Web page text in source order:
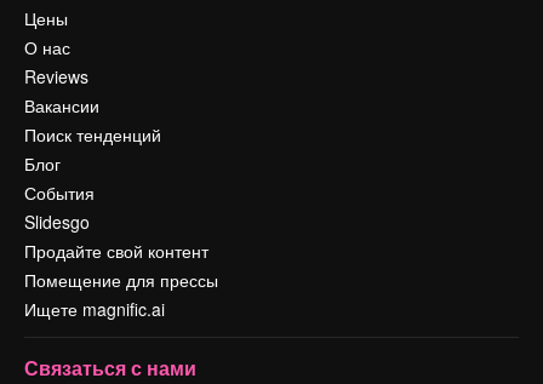
Цены
О нас
Reviews
Вакансии
Поиск тенденций
Блог
События
Slidesgo
Продайте свой контент
Помещение для прессы
Ищете magnific.ai
Связаться с нами